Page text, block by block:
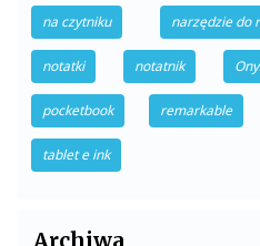
na czytniku narzędzie do
notatki notatnik
pocketbook remarkable
tablet e ink
Archiwa